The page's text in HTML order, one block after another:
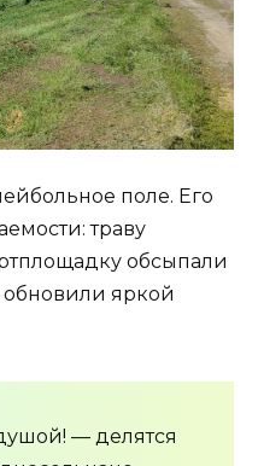
поле. Его
траву
обсыпали
яркой
— делятся